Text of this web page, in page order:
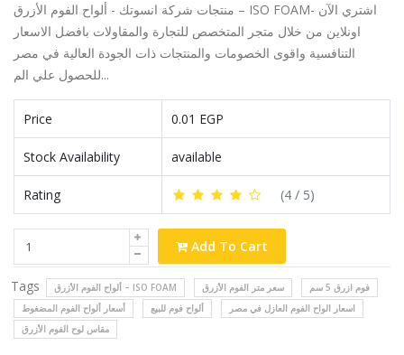
منتجات شركة انسوتك - ألواح الفوم الأزرق – ISO FOAM- اشتري الآن
اونلاين من خلال متجر المتخصص للتجارة والمقاولات بافضل الاسعار
التنافسية واقوى الخصومات والمنتجات ذات الجودة العالية في مصر
للحصول علي الم...
Price 0.01 EGP
Stock Availability available
Rating (4 / 5)
Add To Cart
Tags ألواح الفوم الأزرق – ISO FOAM سعر متر الفوم الأزرق
فوم ازرق 5 سم
أسعار ألواح الفوم المضغوط
ألواح فوم للبيع
اسعار الواح الفوم العازل في مصر
مقاس لوح الفوم الأزرق